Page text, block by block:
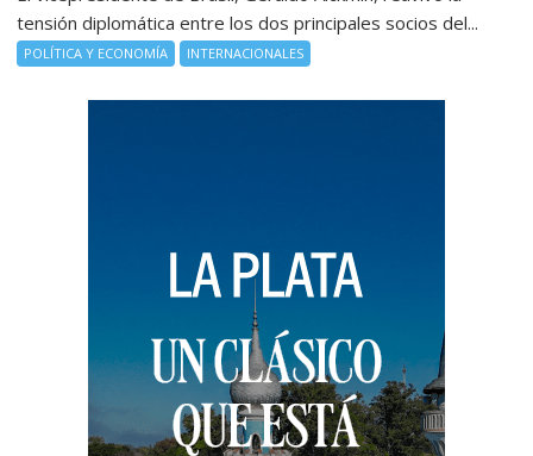
tensión diplomática entre los dos principales socios del...
POLÍTICA Y ECONOMÍA INTERNACIONALES